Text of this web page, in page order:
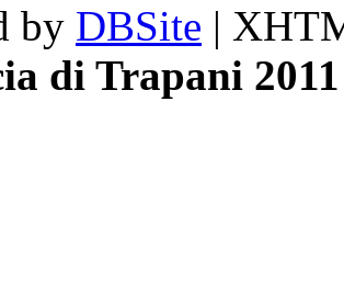
by DBSite |
di Trapani 2011